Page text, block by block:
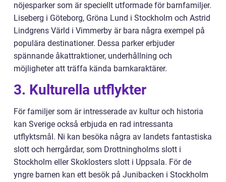
nöjesparker som är speciellt utformade för barnfamiljer.
Liseberg i Göteborg, Gröna Lund i Stockholm och Astrid
Lindgrens Värld i Vimmerby är bara några exempel på
populära destinationer. Dessa parker erbjuder
spännande åkattraktioner, underhållning och
möjligheter att träffa kända barnkaraktärer.
3. Kulturella utflykter
För familjer som är intresserade av kultur och historia
kan Sverige också erbjuda en rad intressanta
utflyktsmål. Ni kan besöka några av landets fantastiska
slott och herrgårdar, som Drottningholms slott i
Stockholm eller Skoklosters slott i Uppsala. För de
yngre barnen kan ett besök på Junibacken i Stockholm